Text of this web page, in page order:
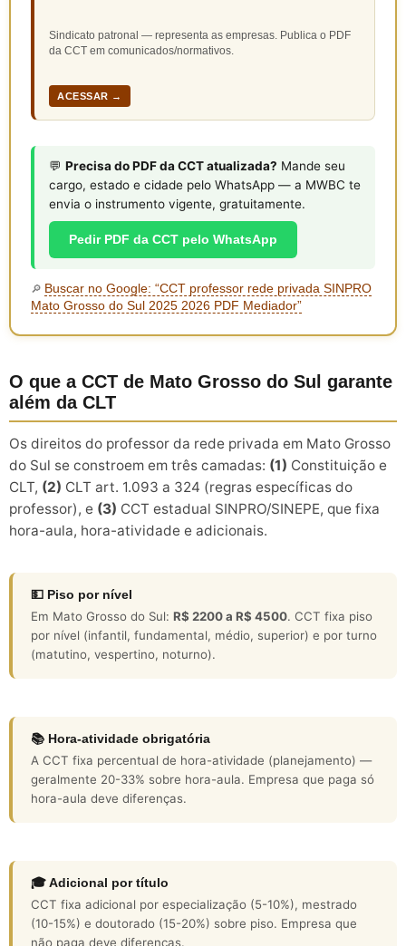
Sindicato patronal — representa as empresas. Publica o PDF
da CCT em comunicados/normativos.
ACESSAR →
💬 Precisa do PDF da CCT atualizada? Mande seu
cargo, estado e cidade pelo WhatsApp — a MWBC te
envia o instrumento vigente, gratuitamente.
Pedir PDF da CCT pelo WhatsApp
🔎 Buscar no Google: “CCT professor rede privada SINPRO
Mato Grosso do Sul 2025 2026 PDF Mediador”
O que a CCT de Mato Grosso do Sul garante
além da CLT
Os direitos do professor da rede privada em Mato Grosso
do Sul se constroem em três camadas: (1) Constituição e
CLT, (2) CLT art. 1.093 a 324 (regras específicas do
professor), e (3) CCT estadual SINPRO/SINEPE, que fixa
hora-aula, hora-atividade e adicionais.
💵 Piso por nível
Em Mato Grosso do Sul: R$ 2200 a R$ 4500. CCT fixa piso
por nível (infantil, fundamental, médio, superior) e por turno
(matutino, vespertino, noturno).
📚 Hora-atividade obrigatória
A CCT fixa percentual de hora-atividade (planejamento) —
geralmente 20-33% sobre hora-aula. Empresa que paga só
hora-aula deve diferenças.
🎓 Adicional por título
CCT fixa adicional por especialização (5-10%), mestrado
(10-15%) e doutorado (15-20%) sobre piso. Empresa que
não paga deve diferenças.